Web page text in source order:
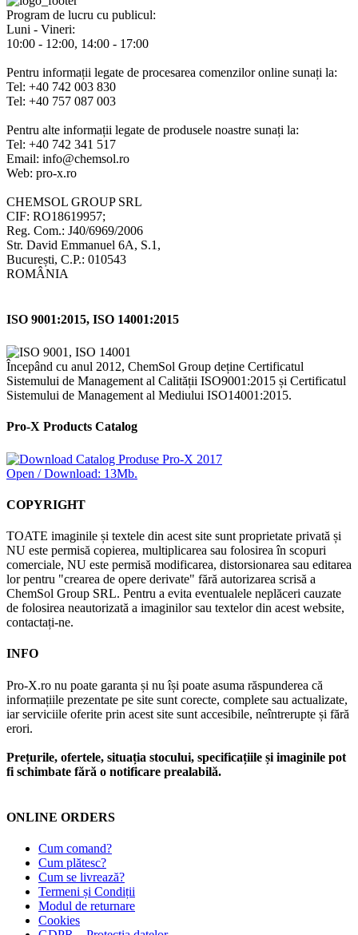
Program de lucru cu publicul:
Luni - Vineri:
10:00 - 12:00, 14:00 - 17:00
Pentru informații legate de procesarea comenzilor online sunați la:
Tel: +40 742 003 830
Tel: +40 757 087 003
Pentru alte informații legate de produsele noastre sunați la:
Tel: +40 742 341 517
Email: info@chemsol.ro
Web: pro-x.ro
CHEMSOL GROUP SRL
CIF: RO18619957;
Reg. Com.: J40/6969/2006
Str. David Emmanuel 6A, S.1,
București, C.P.: 010543
ROMÂNIA
ISO 9001:2015, ISO 14001:2015
Începând cu anul 2012, ChemSol Group deține Certificatul
Sistemului de Management al Calității ISO9001:2015 și Certificatul
Sistemului de Management al Mediului ISO14001:2015.
Pro-X Products Catalog
Open / Download: 13Mb.
COPYRIGHT
TOATE imaginile și textele din acest site sunt proprietate privată și
NU este permisă copierea, multiplicarea sau folosirea în scopuri
comerciale, NU este permisă modificarea, distorsionarea sau editarea
lor pentru "crearea de opere derivate" fără autorizarea scrisă a
ChemSol Group SRL. Pentru a evita eventualele neplăceri cauzate
de folosirea neautorizată a imaginilor sau textelor din acest website,
contactați-ne.
INFO
Pro-X.ro nu poate garanta și nu își poate asuma răspunderea că
informațiile prezentate pe site sunt corecte, complete sau actualizate,
iar serviciile oferite prin acest site sunt accesibile, neîntrerupte și fără
erori.
Prețurile, ofertele, situația stocului, specificațiile și imaginile pot
fi schimbate fără o notificare prealabilă.
ONLINE ORDERS
Cum comand?
Cum plătesc?
Cum se livrează?
Termeni și Condiții
Modul de returnare
Cookies